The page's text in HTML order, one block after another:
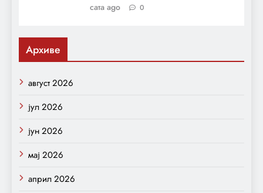
сата ago
0
Архиве
август 2026
јул 2026
јун 2026
мај 2026
април 2026